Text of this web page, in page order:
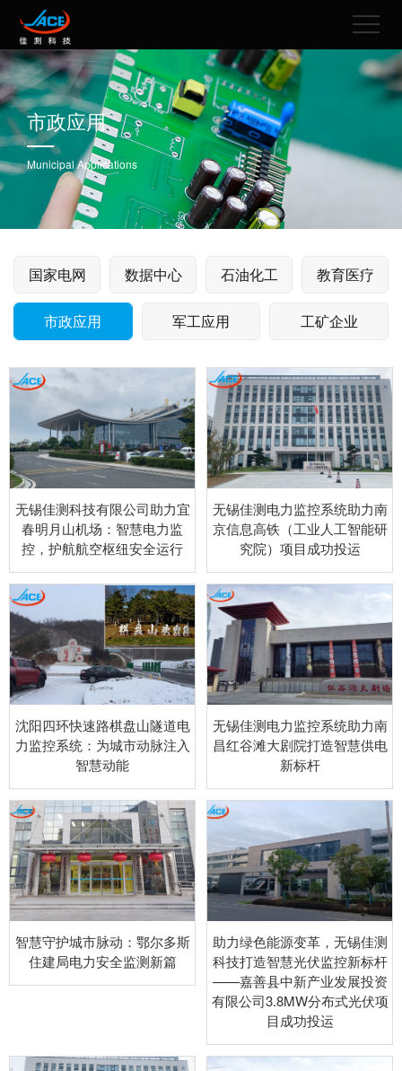
市政应用
Municipal Applications
国家电网 数据中心 石油化工 教育医疗
市政应用 军工应用 工矿企业
无锡佳测科技有限公司助力宜
春明月山机场：智慧电力监
控，护航航空枢纽安全运行
无锡佳测电力监控系统助力南
京信息高铁（工业人工智能研
究院）项目成功投运
沈阳四环快速路棋盘山隧道电
力监控系统：为城市动脉注入
智慧动能
无锡佳测电力监控系统助力南
昌红谷滩大剧院打造智慧供电
新标杆
智慧守护城市脉动：鄂尔多斯
住建局电力安全监测新篇
助力绿色能源变革，无锡佳测
科技打造智慧光伏监控新标杆
——嘉善县中新产业发展投资
有限公司3.8MW分布式光伏项
目成功投运